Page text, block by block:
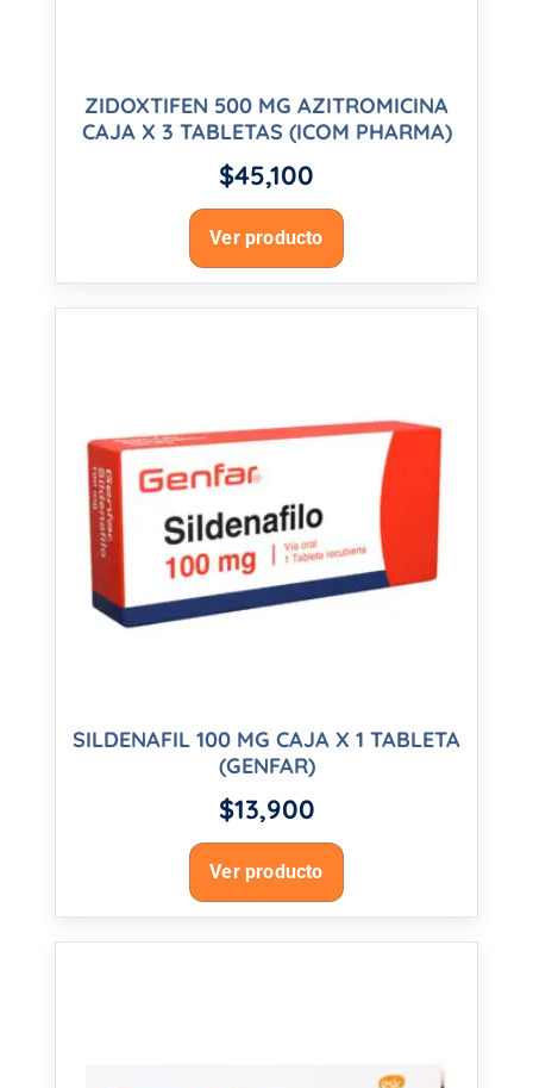
ZIDOXTIFEN 500 MG AZITROMICINA
CAJA X 3 TABLETAS (ICOM PHARMA)
$45,100
Ver producto
SILDENAFIL 100 MG CAJA X 1 TABLETA
(GENFAR)
$13,900
Ver producto